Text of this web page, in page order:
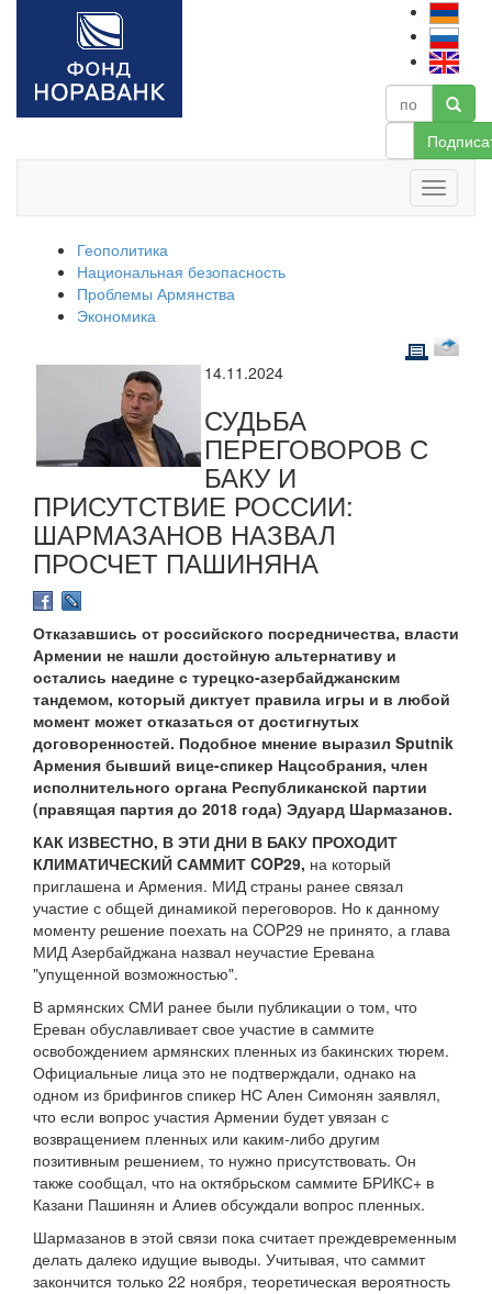
Геополитика
Национальная безопасность
Проблемы Армянства
Экономика
14.11.2024
СУДЬБА
ПЕРЕГОВОРОВ С
БАКУ И
ПРИСУТСТВИЕ РОССИИ:
ШАРМАЗАНОВ НАЗВАЛ
ПРОСЧЕТ ПАШИНЯНА
Отказавшись от российского посредничества, власти
Армении не нашли достойную альтернативу и
остались наедине с турецко-азербайджанским
тандемом, который диктует правила игры и в любой
момент может отказаться от достигнутых
договоренностей. Подобное мнение выразил Sputnik
Армения бывший вице-спикер Нацсобрания, член
исполнительного органа Республиканской партии
(правящая партия до 2018 года) Эдуард Шармазанов.
КАК ИЗВЕСТНО, В ЭТИ ДНИ В БАКУ ПРОХОДИТ
КЛИМАТИЧЕСКИЙ САММИТ COP29, на который
приглашена и Армения. МИД страны ранее связал
участие с общей динамикой переговоров. Но к данному
моменту решение поехать на COP29 не принято, а глава
МИД Азербайджана назвал неучастие Еревана
"упущенной возможностью".
В армянских СМИ ранее были публикации о том, что
Ереван обуславливает свое участие в саммите
освобождением армянских пленных из бакинских тюрем.
Официальные лица это не подтверждали, однако на
одном из брифингов спикер НС Ален Симонян заявлял,
что если вопрос участия Армении будет увязан с
возвращением пленных или каким-либо другим
позитивным решением, то нужно присутствовать. Он
также сообщал, что на октябрьском саммите БРИКС+ в
Казани Пашинян и Алиев обсуждали вопрос пленных.
Шармазанов в этой связи пока считает преждевременным
делать далеко идущие выводы. Учитывая, что саммит
закончится только 22 ноября, теоретическая вероятность